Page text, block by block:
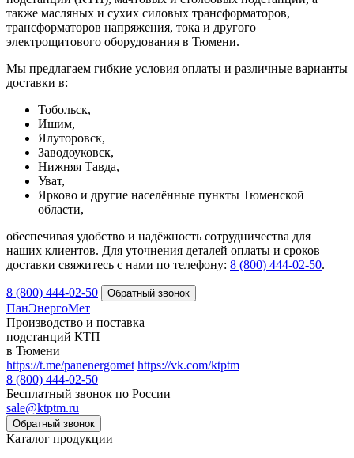
также масляных и сухих силовых трансформаторов,
трансформаторов напряжения, тока и другого
электрощитового оборудования в Тюмени.
Мы предлагаем гибкие условия оплаты и различные варианты
доставки в:
Тобольск,
Ишим,
Ялуторовск,
Заводоуковск,
Нижняя Тавда,
Уват,
Ярково и другие населённые пункты Тюменской
области,
обеспечивая удобство и надёжность сотрудничества для
наших клиентов. Для уточнения деталей оплаты и сроков
доставки свяжитесь с нами по телефону: 8 (800) 444-02-50.
8 (800) 444-02-50
ПанЭнергоМет
Производство и поставка
подстанций КТП
в Тюмени
https://t.me/panenergomet https://vk.com/ktptm
8 (800) 444-02-50
Бесплатный звонок по России
sale@ktptm.ru
Каталог продукции